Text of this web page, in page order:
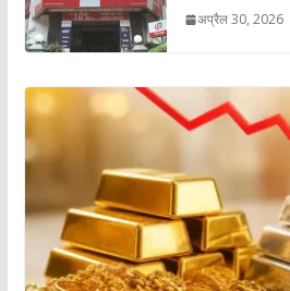
अप्रैल 30, 2026